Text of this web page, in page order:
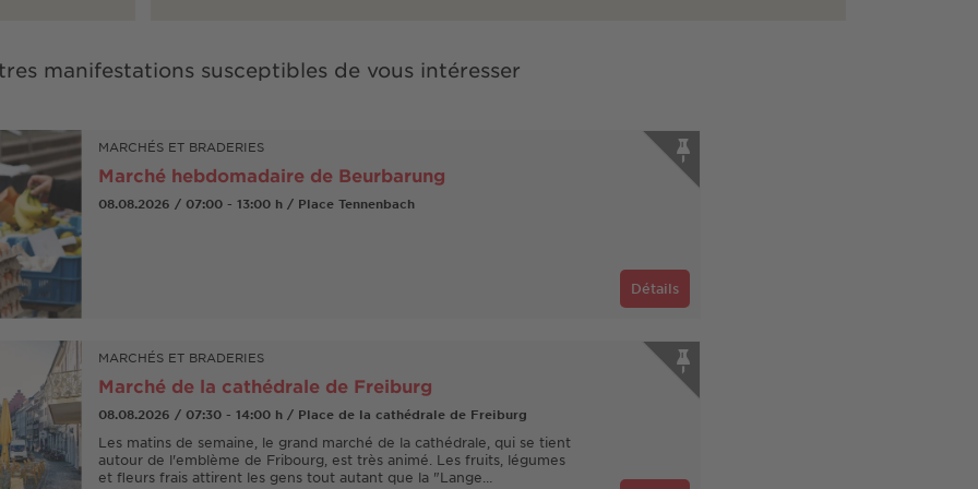
manifestations susceptibles de vous intéresser
MARCHÉS ET BRADERIES
Marché hebdomadaire de Beurbarung
08.08.2026 / 07:00 - 13:00 h / Place Tennenbach
Détails
MARCHÉS ET BRADERIES
Marché de la cathédrale de Freiburg
08.08.2026 / 07:30 - 14:00 h / Place de la cathédrale de Freiburg
Les matins de semaine, le grand marché de la cathédrale, qui se tient
autour de l'emblème de Fribourg, est très animé. Les fruits, légumes
et fleurs frais attirent les gens tout autant que la "Lange…